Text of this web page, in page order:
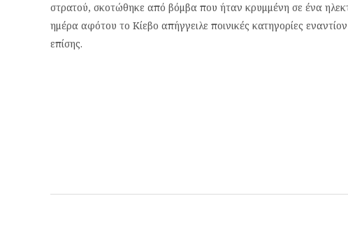
στρατού, σκοτώθηκε από βόμβα που ήταν κρυμμένη σε ένα
ημέρα αφότου το Κίεβο απήγγειλε ποινικές κατηγορίες
επίσης.